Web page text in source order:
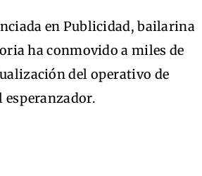
en Publicidad, bailarina
ha conmovido a miles de
del operativo de
esperanzador.